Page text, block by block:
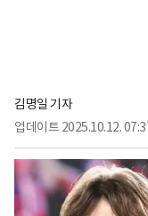
김명일 기자
업데이트 2025.10.12.